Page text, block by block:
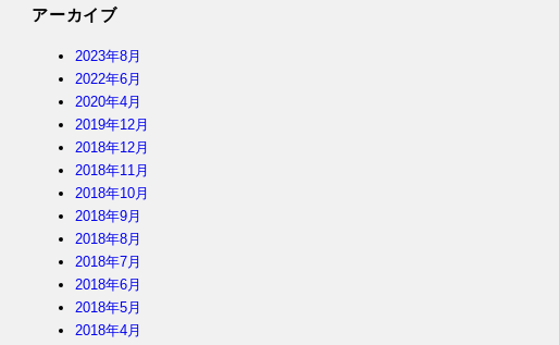
アーカイブ
2023年8月
2022年6月
2020年4月
2019年12月
2018年12月
2018年11月
2018年10月
2018年9月
2018年8月
2018年7月
2018年6月
2018年5月
2018年4月